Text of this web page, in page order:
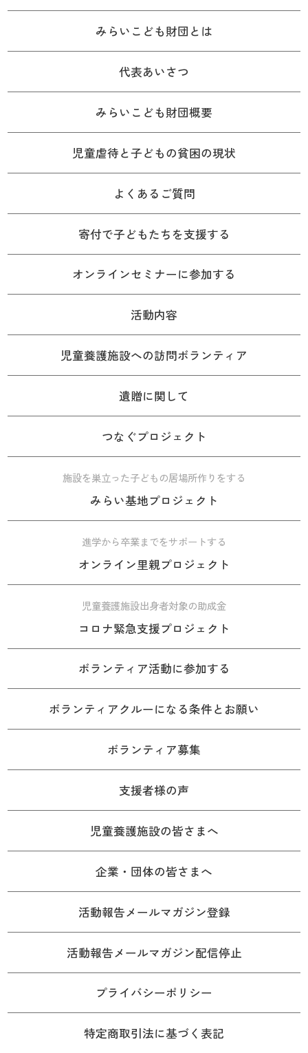
みらいこども財団とは
代表あいさつ
みらいこども財団概要
児童虐待と子どもの貧困の現状
よくあるご質問
寄付で子どもたちを支援する
オンラインセミナーに参加する
活動内容
児童養護施設への訪問ボランティア
遺贈に関して
つなぐプロジェクト
施設を巣立った子どもの居場所作りをする
みらい基地プロジェクト
進学から卒業までをサポートする
オンライン里親プロジェクト
児童養護施設出身者対象の助成金
コロナ緊急支援プロジェクト
ボランティア活動に参加する
ボランティアクルーになる条件とお願い
ボランティア募集
支援者様の声
児童養護施設の皆さまへ
企業・団体の皆さまへ
活動報告メールマガジン登録
活動報告メールマガジン配信停止
プライバシーポリシー
特定商取引法に基づく表記